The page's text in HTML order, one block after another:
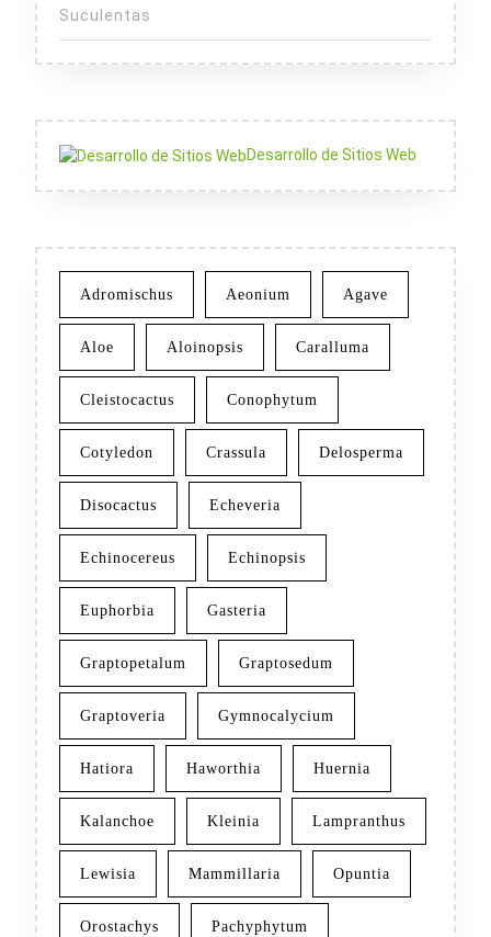
Suculentas
Desarrollo de Sitios Web
Adromischus Aeonium Agave
Aloe Aloinopsis Caralluma
Cleistocactus Conophytum
Cotyledon Crassula Delosperma
Disocactus Echeveria
Echinocereus Echinopsis
Euphorbia Gasteria
Graptopetalum Graptosedum
Graptoveria Gymnocalycium
Hatiora Haworthia Huernia
Kalanchoe Kleinia Lampranthus
Lewisia Mammillaria Opuntia
Orostachys Pachyphytum